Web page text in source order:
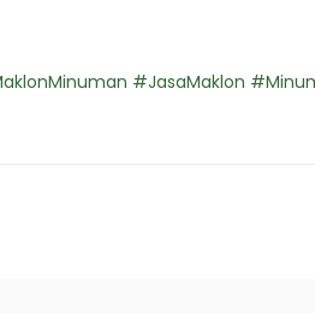
#JasaMaklon